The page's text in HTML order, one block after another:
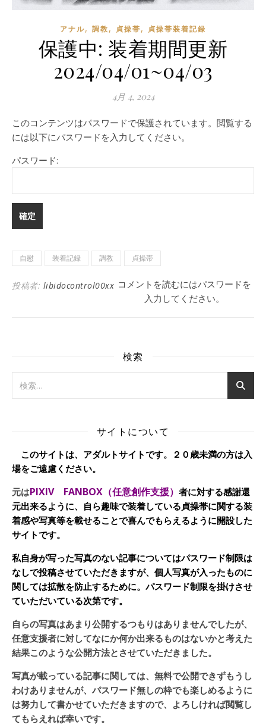
アナル, 調教, 貞操帯, 貞操帯装着記録
保護中: 装着期間更新
2024/04/01~04/03
4月 4, 2024
このコンテンツはパスワードで保護されています。閲覧する
には以下にパスワードを入力してください。
パスワード:
自慰 装着記録 調教 貞操帯
投稿者: libidocontrol00xx コメントを読むにはパスワードを
入力してください。
検索
サイトについて
このサイトは、アダルトサイトです。２０歳未満の方は入
場をご遠慮ください。
元はPIXIV FANBOX（任意創作支援） 者に対する感謝還
元出来るように、自ら趣味で装着している貞操帯に関する装
着感や写真等を載せることで喜んでもらえるように開設した
サイトです。
私自身が写った写真のない記事についてはパスワード制限は
なしで投稿させていただきますが、個人写真が入ったものに
関しては拡散を防止するために。パスワード制限を掛けさせ
ていただいている次第です。
自らの写真はあまり公開するつもりはありませんでしたが、
任意支援者に対してなにか何か出来るものはないかと考えた
結果このような公開方法とさせていただきました。
写真が載っている記事に関しては、無料で公開できずもうし
わけありませんが、パスワード無しの枠でも楽しめるように
は努力して書かせていただきますので、よろしければ閲覧し
てもらえれば幸いです。